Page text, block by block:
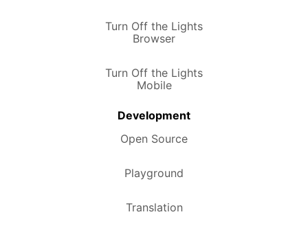
Turn Off the Lights
Browser
Turn Off the Lights
Mobile
Development
Open Source
Playground
Translation